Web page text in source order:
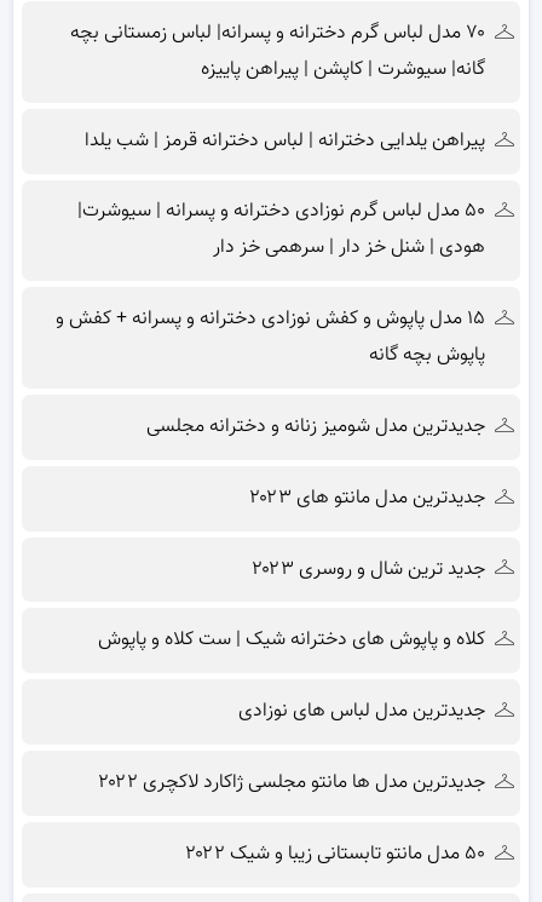
۷۰ مدل لباس گرم دخترانه و پسرانه| لباس زمستانی بچه
گانه| سیوشرت | کاپشن | پیراهن پاییزه
پیراهن یلدایی دخترانه | لباس دخترانه قرمز | شب یلدا
۵۰ مدل لباس گرم نوزادی دخترانه و پسرانه | سیوشرت|
هودی | شنل خز دار | سرهمی خز دار
۱۵ مدل پاپوش و کفش نوزادی دخترانه و پسرانه + کفش و
پاپوش بچه گانه
جدیدترین مدل شومیز زنانه و دخترانه مجلسی
جدیدترین مدل مانتو های ۲۰۲۳
جدید ترین شال و روسری ۲۰۲۳
کلاه و پاپوش های دخترانه شیک | ست کلاه و پاپوش
جدیدترین مدل لباس های نوزادی
جدیدترین مدل ها مانتو مجلسی ژاکارد لاکچری ۲۰۲۲
۵۰ مدل مانتو تابستانی زیبا و شیک ۲۰۲۲